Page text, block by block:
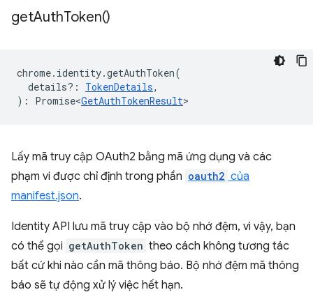
getAuthToken()
chrome. identity.getAuthToken(
details? : TokenDetails,
) : Promise<GetAuthTokenResult>
Lấy mã truy cập OAuth2 bằng mã ứng dụng và các
phạm vi được chỉ định trong phần oauth2 của
manifest.json.
Identity API lưu mã truy cập vào bộ nhớ đệm, vì vậy, bạn
có thể gọi getAuthToken theo cách không tương tác
bất cứ khi nào cần mã thông báo. Bộ nhớ đệm mã thông
báo sẽ tự động xử lý việc hết hạn.